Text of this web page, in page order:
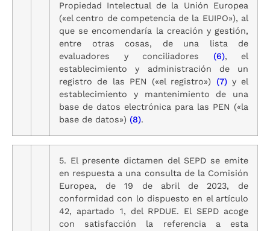
Propiedad Intelectual de la Unión Europea
(«el centro de competencia de la EUIPO»), al
que se encomendaría la creación y gestión,
entre otras cosas, de una lista de
evaluadores y conciliadores (6), el
establecimiento y administración de un
registro de las PEN («el registro») (7)y el
establecimiento y mantenimiento de una
base de datos electrónica para las PEN («la
base de datos») (8).
5. El presente dictamen del SEPD se emite
en respuesta a una consulta de la Comisión
Europea, de 19 de abril de 2023, de
conformidad con lo dispuesto en el artículo
42, apartado 1, del RPDUE. El SEPD acoge
con satisfacción la referencia a esta